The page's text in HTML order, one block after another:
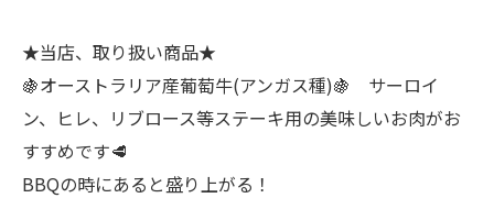
★当店、取り扱い商品★
🍇オーストラリア産葡萄牛(アンガス種)🍇 サーロイ
ン、ヒレ、リブロース等ステーキ用の美味しいお肉がお
すすめです🥩
BBQの時にあると盛り上がる！